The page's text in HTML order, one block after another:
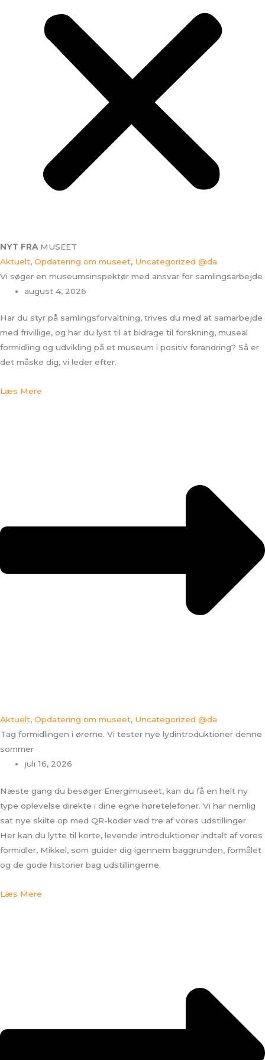
NYT FRA MUSEET
Aktuelt, Opdatering om museet, Uncategorized @da
Vi søger en museumsinspektør med ansvar for samlingsarbejde
august 4, 2026
Har du styr på samlingsforvaltning, trives du med at samarbejde
med frivillige, og har du lyst til at bidrage til forskning, museal
formidling og udvikling på et museum i positiv forandring? Så er
det måske dig, vi leder efter.
Læs Mere
Aktuelt, Opdatering om museet, Uncategorized @da
Tag formidlingen i ørerne. Vi tester nye lydintroduktioner denne
sommer
juli 16, 2026
Næste gang du besøger Energimuseet, kan du få en helt ny
type oplevelse direkte i dine egne høretelefoner. Vi har nemlig
sat nye skilte op med QR-koder ved tre af vores udstillinger.
Her kan du lytte til korte, levende introduktioner indtalt af vores
formidler, Mikkel, som guider dig igennem baggrunden, formålet
og de gode historier bag udstillingerne.
Læs Mere